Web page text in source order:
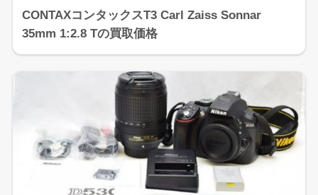
CONTAXコンタックスT3 Carl Zaiss Sonnar
35mm 1:2.8 Tの買取価格